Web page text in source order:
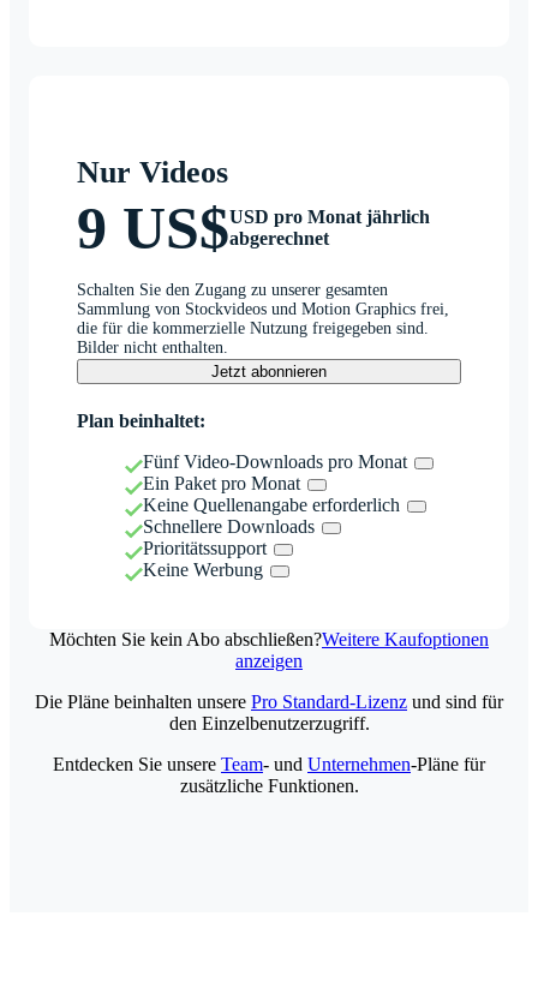
Nur Videos
9 US$USD pro Monat jährlich
abgerechnet
Schalten Sie den Zugang zu unserer gesamten
Sammlung von Stockvideos und Motion Graphics frei,
die für die kommerzielle Nutzung freigegeben sind.
Bilder nicht enthalten.
Jetzt abonnieren
Plan beinhaltet:
Fünf Video-Downloads pro Monat
Ein Paket pro Monat
Keine Quellenangabe erforderlich
Schnellere Downloads
Prioritätssupport
Keine Werbung
Möchten Sie kein Abo abschließen?Weitere Kaufoptionen
anzeigen
Die Pläne beinhalten unsere Pro Standard-Lizenz und sind für
den Einzelbenutzerzugriff.
Entdecken Sie unsere Team- und Unternehmen-Pläne für
zusätzliche Funktionen.